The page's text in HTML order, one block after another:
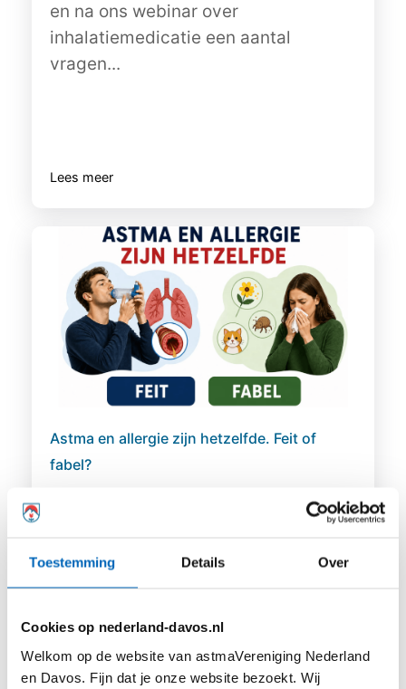
Toestemming Details Over
Cookies op nederland-davos.nl
Welkom op de website van astmaVereniging Nederland
en Davos. Fijn dat je onze website bezoekt. Wij
en na ons webinar over
inhalatiemedicatie een aantal
vragen...
Lees meer
Astma en allergie zijn hetzelfde. Feit of
fabel?
Veel mensen met astma hebben te
Lees meer